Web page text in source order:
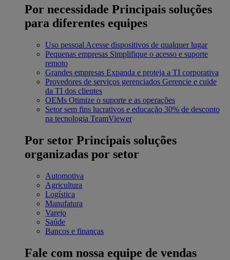
Por necessidade Principais soluções
para diferentes equipes
Uso pessoal Acesse dispositivos de qualquer lugar
Pequenas empresas Simplifique o acesso e suporte
remoto
Grandes empresas Expanda e proteja a TI corporativa
Provedores de serviços gerenciados Gerencie e cuide
da TI dos clientes
OEMs Otimize o suporte e as operações
Setor sem fins lucrativos e educação 30% de desconto
na tecnologia TeamViewer
Por setor Principais soluções
organizadas por setor
Automotiva
Agricultura
Logística
Manufatura
Varejo
Saúde
Bancos e finanças
Fale com nossa equipe de vendas